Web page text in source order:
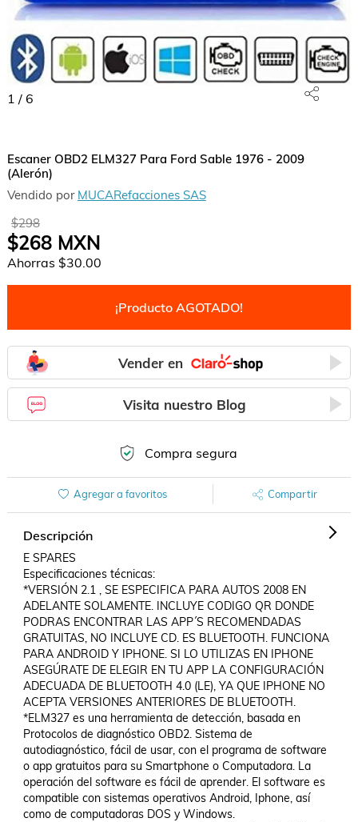
1 / 6
Escaner OBD2 ELM327 Para Ford Sable 1976 - 2009
(Alerón)
Vendido por MUCARefacciones SAS
$298
$268MXN
Ahorras $30.00
¡Producto AGOTADO!
Vender en
Visita nuestro Blog
Compra segura
Agregar a favoritos Compartir
Descripción
E SPARES
Especificaciones técnicas:
*VERSIÓN 2.1 , SE ESPECIFICA PARA AUTOS 2008 EN
ADELANTE SOLAMENTE. INCLUYE CODIGO QR DONDE
PODRAS ENCONTRAR LAS APP´S RECOMENDADAS
GRATUITAS, NO INCLUYE CD. ES BLUETOOTH. FUNCIONA
PARA ANDROID Y IPHONE. SI LO UTILIZAS EN IPHONE
ASEGÚRATE DE ELEGIR EN TU APP LA CONFIGURACIÓN
ADECUADA DE BLUETOOTH 4.0 (LE), YA QUE IPHONE NO
ACEPTA VERSIONES ANTERIORES DE BLUETOOTH.
*ELM327 es una herramienta de detección, basada en
Protocolos de diagnóstico OBD2. Sistema de
autodiagnóstico, fácil de usar, con el programa de software
o app gratuitos para su Smartphone o Computadora. La
operación del software es fácil de aprender. El software es
compatible con sistemas operativos Android, Iphone, así
como de computadoras DOS y Windows.